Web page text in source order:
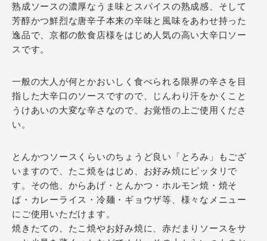
熟成ソースの濃厚なうま味とスパイスの熟成感、そして
芳醇かつ鮮烈な唐辛子本来の辛味と風味をあわせ持った
逸品で、京都の飲食店様をはじめ人気の高い大辛口ソー
スです。
一般の大人が何とかおいしく食べられる限界の辛さを目
指した大辛口のソースですので、じんわり汗をかくこと
うけあいの大変な辛さなので、お覚悟の上ご使用くださ
い。
とんかつソースくらいのちょうど良い「とろみ」もござ
いますので、たこ焼をはじめ、お好み焼にピッタリで
す。その他、からあげ・とんかつ・ホルモン焼・焼そ
ば・カレーライス・冷麺・ギョウザ等、様々なメニュー
にご使用いただけます。
焼きたての、たこ焼やお好み焼に、赤だまりソースをサ